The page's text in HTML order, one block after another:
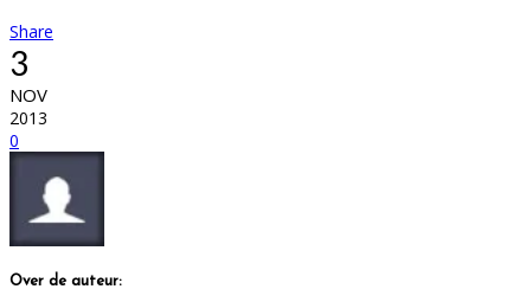
Share
3
NOV
2013
0
Over de auteur: